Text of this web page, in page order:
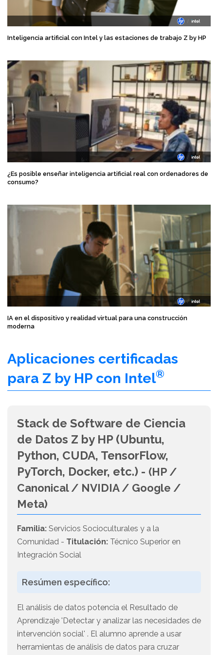
Inteligencia artificial con Intel y las estaciones de trabajo Z by HP
¿Es posible enseñar inteligencia artificial real con ordenadores de
consumo?
IA en el dispositivo y realidad virtual para una construcción
moderna
Aplicaciones certificadas
para Z by HP con Intel®
Stack de Software de Ciencia
de Datos Z by HP (Ubuntu,
Python, CUDA, TensorFlow,
PyTorch, Docker, etc.) - (HP /
Canonical / NVIDIA / Google /
Meta)
Familia: Servicios Socioculturales y a la
Comunidad - Titulación: Técnico Superior en
Integración Social
Resúmen específico:
El análisis de datos potencia el Resultado de
Aprendizaje 'Detectar y analizar las necesidades de
intervención social' . El alumno aprende a usar
herramientas de análisis de datos para cruzar